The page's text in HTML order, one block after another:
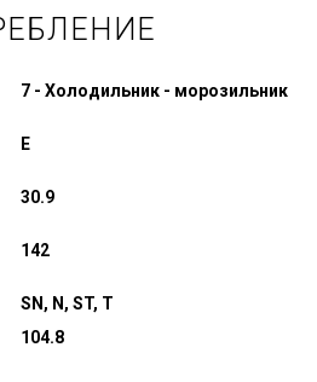
7 - Холодильник - морозильник
E
30.9
142
SN, N, ST, T
104.8